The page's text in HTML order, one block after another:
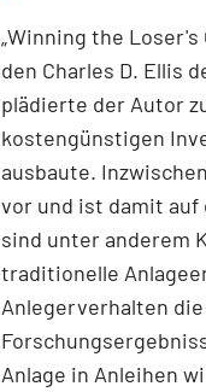
„Winning the
den Charles D. Ellis
plädierte der Autor
kostengünstigen
ausbaute.
vor und ist damit auf
sind unter anderem
traditionelle
Anlegerverhalten
Anlage in Anleihen